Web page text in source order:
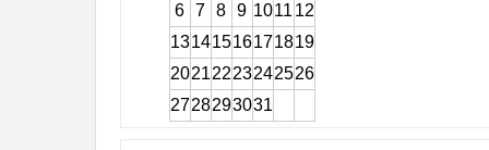
6
7 8 9 1011 12
13141516171819
20212223242526
2728293031